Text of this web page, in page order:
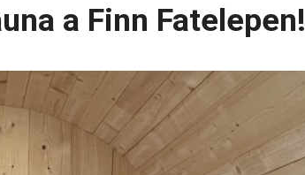
a Finn Fatelepen!